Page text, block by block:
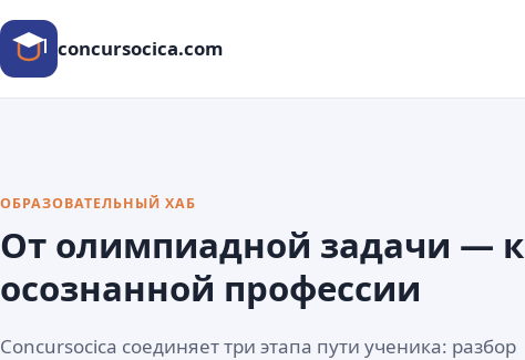
concursocica.com
ОБРАЗОВАТЕЛЬНЫЙ ХАБ
От олимпиадной задачи — к
осознанной профессии
Concursocica соединяет три этапа пути ученика: разбор